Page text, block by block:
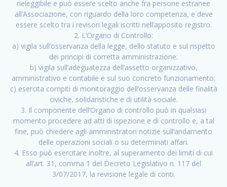
rieleggibile e può essere scelto anche fra persone estranee
all’Associazione, con riguardo della loro competenza, e deve
essere scelto tra i revisori legali iscritti nell’apposito registro.
2. L’Organo di Controllo:
a) vigila sull’osservanza della legge, dello statuto e sul rispetto
dei principi di corretta amministrazione:
b) vigila sull’adeguatezza dell’assetto organizzativo,
amministrativo e contabile e sul suo concreto funzionamento;
c) esercita compiti di monitoraggio dell’osservanza delle finalità
civiche, solidaristiche e di utilità sociale.
3. Il componente dell’Organo di controllo può in qualsiasi
momento procedere ad atti di ispezione e di controllo e, a tal
fine, può chiedere agli amministratori notizie sull’andamento
delle operazioni sociali o su determinati affari.
4. Esso può esercitare inoltre, al superamento dei limiti di cui
all’art. 31, comma 1 del Decreto Legislativo n. 117 del
3/07/2017, la revisione legale di conti.